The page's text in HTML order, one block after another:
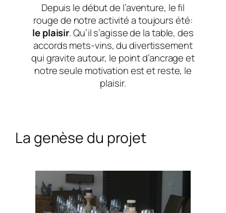
Depuis le début de l’aventure, le fil
rouge de notre activité a toujours été:
le plaisir. Qu’il s’agisse de la table, des
accords mets-vins, du divertissement
qui gravite autour, le point d’ancrage et
notre seule motivation est et reste, le
plaisir.
La genèse du projet